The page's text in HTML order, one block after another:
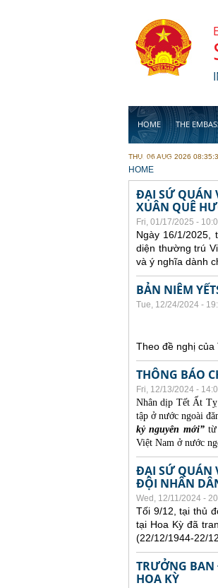
HOME THE
BUSINESS
THU, 06 AUG 2026
YOU ARE HERE
HOME
ĐẠI SỨ QUÁN
XUÂN QUÊ
Fri, 01/17/2025 -
Ngày 16/1/2025,
diện thường trú
và ý nghĩa dành
BẢN NIÊM
Tue, 12/24/2024 -
Theo đề nghị của
THÔNG BÁO
Fri, 12/13/2024 -
Nhân dịp Tết Ất Tỵ
tập ở nước ngoài
kỷ nguyên mới”từ
Việt Nam ở nước
ĐẠI SỨ QUÁN
ĐỘI NHÂN
Wed, 12/11/2024 -
Tối 9/12, tại thủ
tại Hoa Kỳ đã
(22/12/1944-22/
TRƯỞNG BAN
HOA KỲ